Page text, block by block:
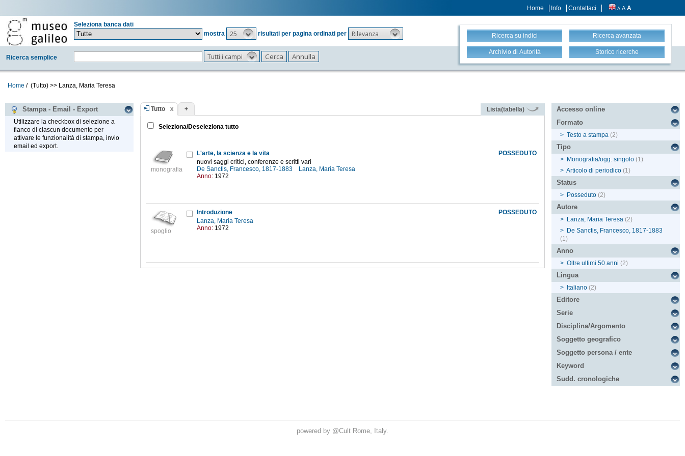
Home Info Contattaci A A A
Seleziona banca dati
mostra
25 risultati per pagina ordinati per Rilevanza
Ricerca semplice Tutti i campi
Ricerca su indici Ricerca avanzata
Archivio di Autorità Storico ricerche
Home / (Tutto) >> Lanza, Maria Teresa
Stampa - Email - Export
Utilizzare la checkbox di selezione a
fianco di ciascun documento per
attivare le funzionalità di stampa, invio
email ed export.
Tutto + Lista(tabella)
Seleziona/Deseleziona tutto
monografia
POSSEDUTO
L'arte, la scienza e la vita
nuovi saggi critici, conferenze e scritti vari
De Sanctis, Francesco, 1817-1883
Lanza, Maria Teresa
Anno: 1972
spoglio
POSSEDUTO
Introduzione
Lanza, Maria Teresa
Anno: 1972
Accesso online
Formato
> Testo a stampa (2)
Tipo
> Monografia/ogg. singolo (1)
> Articolo di periodico (1)
Status
> Posseduto (2)
Autore
> Lanza, Maria Teresa (2)
> De Sanctis, Francesco, 1817-1883
(1)
Anno
> Oltre ultimi 50 anni (2)
Lingua
> Italiano (2)
Editore
Serie
Disciplina/Argomento
Soggetto geografico
Soggetto persona / ente
Keyword
Sudd. cronologiche
powered by @Cult Rome, Italy.